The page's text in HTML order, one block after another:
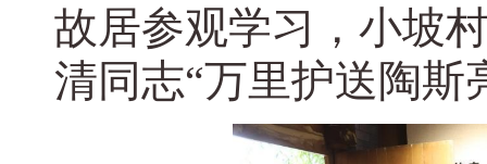
故居参观学习，小坡
清同志“万里护送陶斯